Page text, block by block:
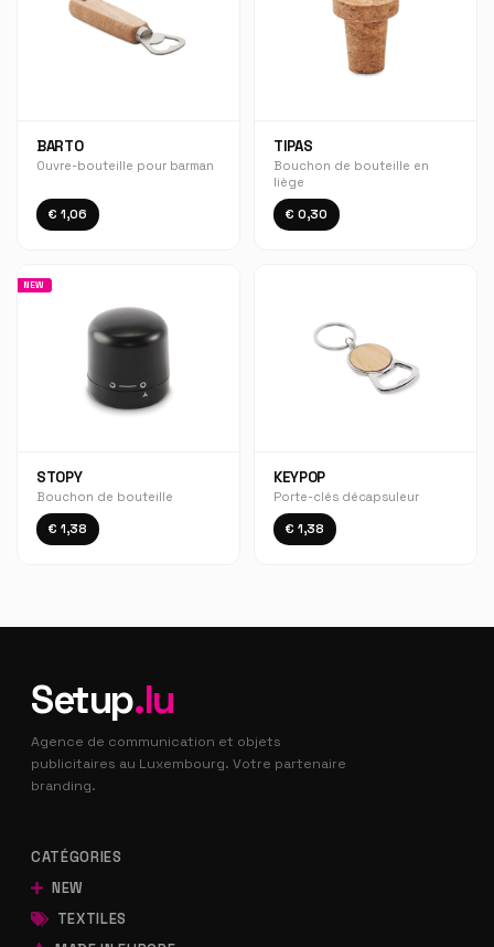
BARTO
Ouvre-bouteille pour barman
€ 1,06
TIPAS
Bouchon de bouteille en
liège
€ 0,30
NEW
STOPY
Bouchon de bouteille
€ 1,38
KEYPOP
Porte-clés décapsuleur
€ 1,38
Setup.lu
Agence de communication et objets
publicitaires au Luxembourg. Votre partenaire
branding.
CATÉGORIES
NEW
TEXTILES